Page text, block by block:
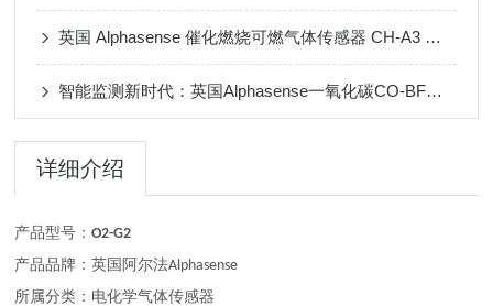
英国 Alphasense 催化燃烧可燃气体传感器 CH-A3 赋能化工泄漏在线监测
智能监测新时代：英国Alphasense一氧化碳CO-BF气体传感器带领行业变革
详细介绍
产品型号：O2-G2
产品品牌：英国阿尔法Alphasense
所属分类：电化学气体传感器